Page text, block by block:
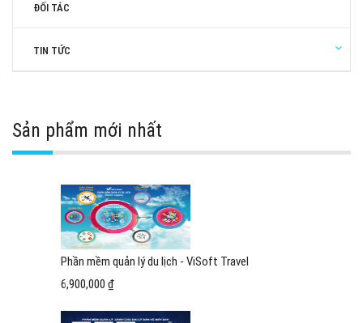
ĐỐI TÁC
TIN TỨC
Sản phẩm mới nhất
Phần mềm quản lý du lịch - ViSoft Travel
6,900,000 ₫